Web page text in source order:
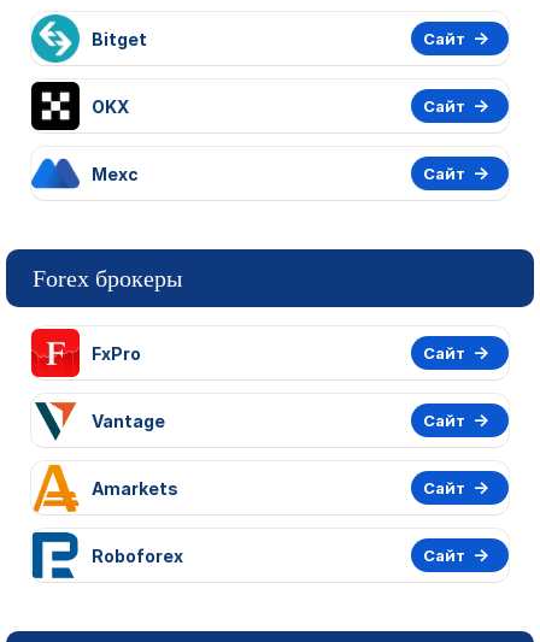
Bitget Сайт
OKX Сайт
Mexc Сайт
Forex брокеры
FxPro Сайт
Vantage Сайт
Amarkets Сайт
Roboforex Сайт